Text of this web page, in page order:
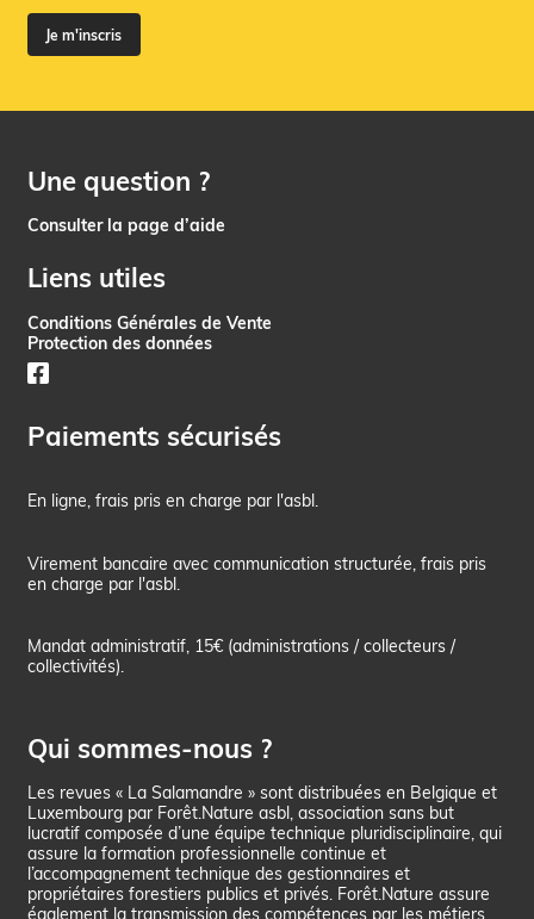
Je m'inscris
Une question ?
Consulter la page d’aide
Liens utiles
Conditions Générales de Vente
Protection des données
Paiements sécurisés
En ligne, frais pris en charge par l'asbl.
Virement bancaire avec communication structurée, frais pris
en charge par l'asbl.
Mandat administratif, 15€ (administrations / collecteurs /
collectivités).
Qui sommes-nous ?
Les revues « La Salamandre » sont distribuées en Belgique et
Luxembourg par Forêt.Nature asbl, association sans but
lucratif composée d’une équipe technique pluridisciplinaire, qui
assure la formation professionnelle continue et
l’accompagnement technique des gestionnaires et
propriétaires forestiers publics et privés. Forêt.Nature assure
également la transmission des compétences par les métiers